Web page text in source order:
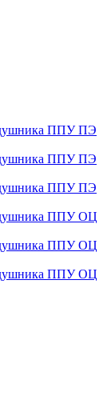
ППУ ПЭ
ППУ ПЭ
ППУ ПЭ
ППУ ОЦ
ППУ ОЦ
ППУ ОЦ